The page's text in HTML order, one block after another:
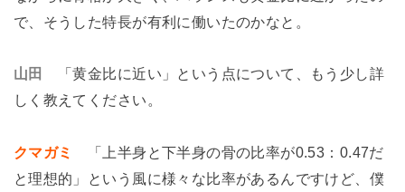
で、そうした特長が有利に働いたのかなと。
山田
「黄金比に近い」という点について、もう少し詳
しく教えてください。
クマガミ
「上半身と下半身の骨の比率が0.53：0.47だ
と理想的」という風に様々な比率があるんですけど、僕